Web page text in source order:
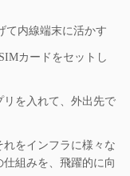
て内線端末に活かす
カードをセットし
リを入れて、外出先で
をインフラに様々な
組みを、飛躍的に向